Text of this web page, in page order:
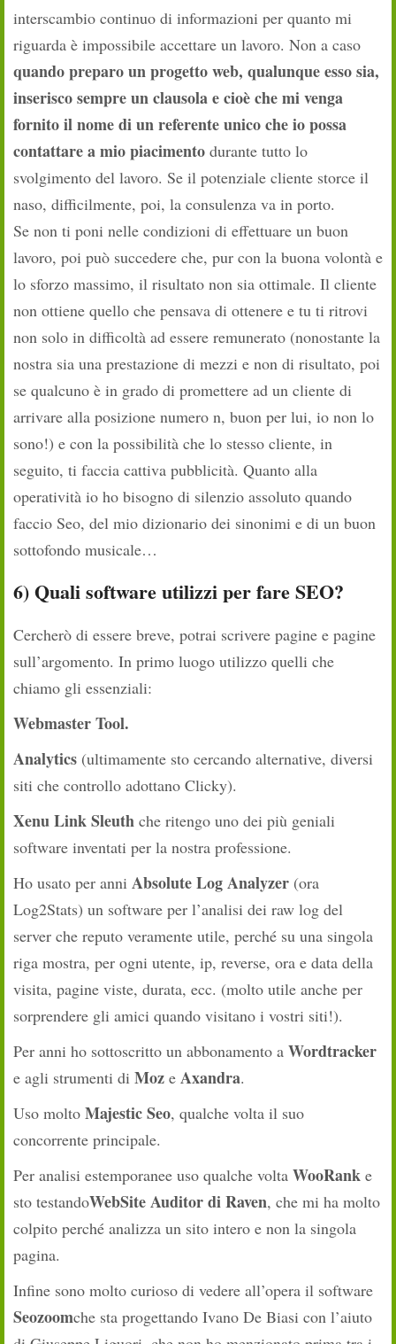
interscambio continuo di informazioni per quanto mi
riguarda è impossibile accettare un lavoro. Non a caso
quando preparo un progetto web, qualunque esso sia,
inserisco sempre un clausola e cioè che mi venga
fornito il nome di un referente unico che io possa
contattare a mio piacimento durante tutto lo
svolgimento del lavoro. Se il potenziale cliente storce il
naso, difficilmente, poi, la consulenza va in porto.
Se non ti poni nelle condizioni di effettuare un buon
lavoro, poi può succedere che, pur con la buona volontà e
lo sforzo massimo, il risultato non sia ottimale. Il cliente
non ottiene quello che pensava di ottenere e tu ti ritrovi
non solo in difficoltà ad essere remunerato (nonostante la
nostra sia una prestazione di mezzi e non di risultato, poi
se qualcuno è in grado di promettere ad un cliente di
arrivare alla posizione numero n, buon per lui, io non lo
sono!) e con la possibilità che lo stesso cliente, in
seguito, ti faccia cattiva pubblicità. Quanto alla
operatività io ho bisogno di silenzio assoluto quando
faccio Seo, del mio dizionario dei sinonimi e di un buon
sottofondo musicale…
6) Quali software utilizzi per fare SEO?
Cercherò di essere breve, potrai scrivere pagine e pagine
sull’argomento. In primo luogo utilizzo quelli che
chiamo gli essenziali:
Webmaster Tool.
Analytics (ultimamente sto cercando alternative, diversi
siti che controllo adottano Clicky).
Xenu Link Sleuth che ritengo uno dei più geniali
software inventati per la nostra professione.
Ho usato per anni Absolute Log Analyzer (ora
Log2Stats) un software per l’analisi dei raw log del
server che reputo veramente utile, perché su una singola
riga mostra, per ogni utente, ip, reverse, ora e data della
visita, pagine viste, durata, ecc. (molto utile anche per
sorprendere gli amici quando visitano i vostri siti!).
Per anni ho sottoscritto un abbonamento a Wordtracker
e agli strumenti di Moz e Axandra.
Uso molto Majestic Seo, qualche volta il suo
concorrente principale.
Per analisi estemporanee uso qualche volta WooRank e
sto testandoWebSite Auditor di Raven, che mi ha molto
colpito perché analizza un sito intero e non la singola
pagina.
Infine sono molto curioso di vedere all’opera il software
Seozoomche sta progettando Ivano De Biasi con l’aiuto